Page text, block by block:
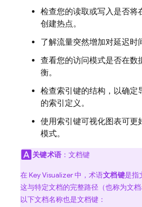
检查您的读取或写入是否将
创建热点。
了解流量突然增加对延迟时
查看您的访问模式是否在数
衡。
检查索引键的结构，以确定
的索引定义。
使用索引键可视化图表可更
模式。
关键术语 ：文档键
在 Key Visualizer 中，术语文档键是指
这与特定文档的完整路径（也称为文档
以下文档名称也是文档键：